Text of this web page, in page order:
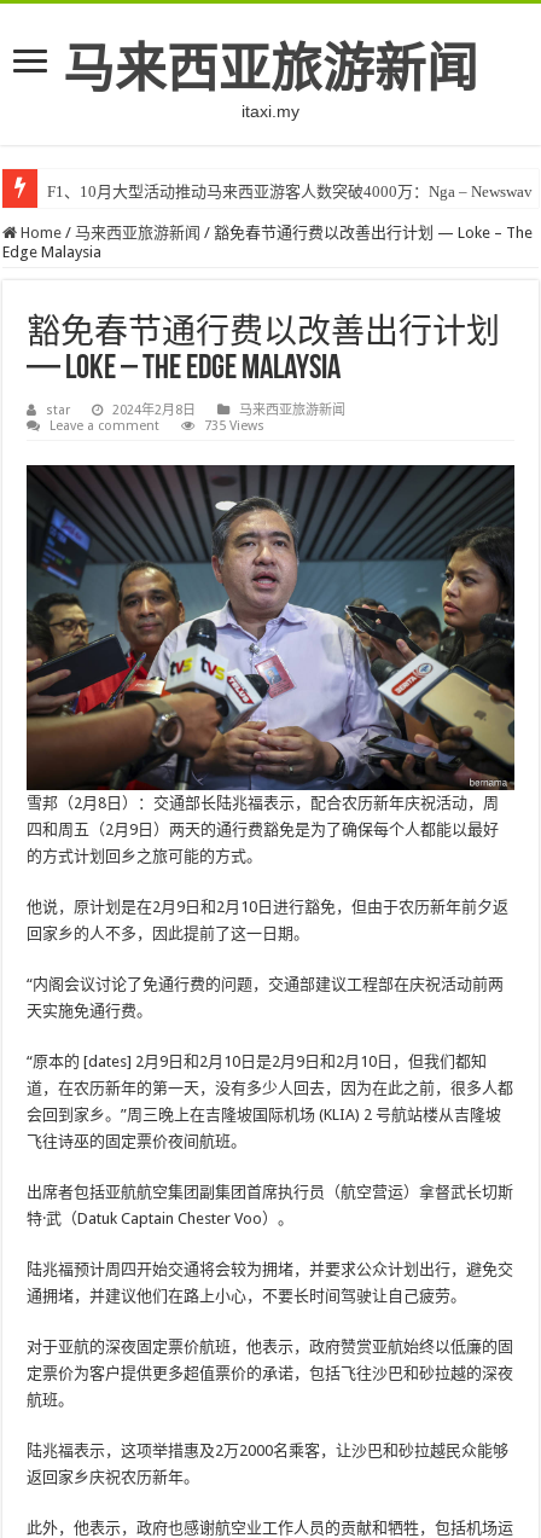
马来西亚旅游新闻
itaxi.my
F1、10月大型活动推动马来西亚游客人数突破4000万：Nga – Newswav
Home / 马来西亚旅游新闻 / 豁免春节通行费以改善出行计划 — Loke – The
Edge Malaysia
豁免春节通行费以改善出行计划
— Loke – The Edge Malaysia
star 2024年2月8日
马来西亚旅游新闻
Leave a comment
735 Views
雪邦（2月8日）：交通部长陆兆福表示，配合农历新年庆祝活动，周
四和周五（2月9日）两天的通行费豁免是为了确保每个人都能以最好
的方式计划回乡之旅可能的方式。
他说，原计划是在2月9日和2月10日进行豁免，但由于农历新年前夕返
回家乡的人不多，因此提前了这一日期。
“内阁会议讨论了免通行费的问题，交通部建议工程部在庆祝活动前两
天实施免通行费。
“原本的 [dates] 2月9日和2月10日是2月9日和2月10日，但我们都知
道，在农历新年的第一天，没有多少人回去，因为在此之前，很多人都
会回到家乡。”周三晚上在吉隆坡国际机场 (KLIA) 2 号航站楼从吉隆坡
飞往诗巫的固定票价夜间航班。
出席者包括亚航航空集团副集团首席执行员（航空营运）拿督武长切斯
特·武（Datuk Captain Chester Voo）。
陆兆福预计周四开始交通将会较为拥堵，并要求公众计划出行，避免交
通拥堵，并建议他们在路上小心，不要长时间驾驶让自己疲劳。
对于亚航的深夜固定票价航班，他表示，政府赞赏亚航始终以低廉的固
定票价为客户提供更多超值票价的承诺，包括飞往沙巴和砂拉越的深夜
航班。
陆兆福表示，这项举措惠及2万2000名乘客，让沙巴和砂拉越民众能够
返回家乡庆祝农历新年。
此外，他表示，政府也感谢航空业工作人员的贡献和牺牲，包括机场运